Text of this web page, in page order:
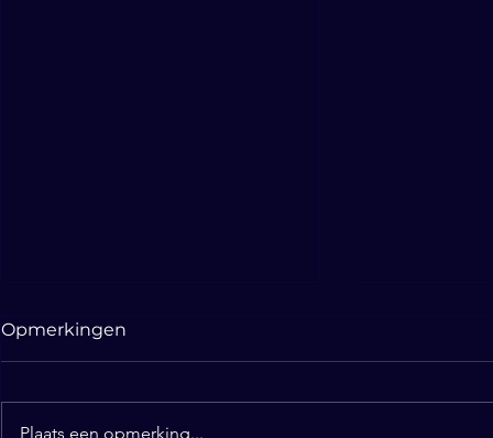
Opmerkingen
Plaats een opmerking...